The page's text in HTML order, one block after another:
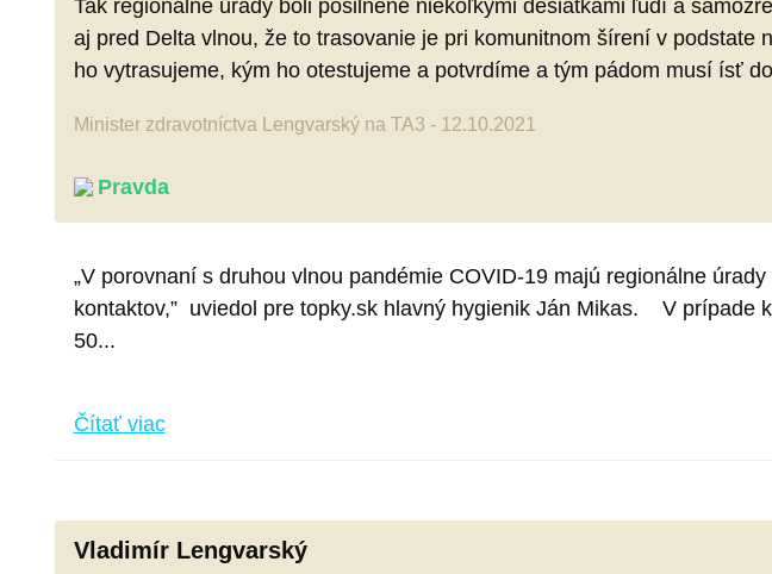
Tak regionálne úrady boli posilnené niekoľkými desiatkami ľudí a
aj pred Delta vlnou, že to trasovanie je pri komunitnom šírení v
ho vytrasujeme, kým ho otestujeme a potvrdíme a tým pádom musí ísť
Minister zdravotníctva Lengvarský na TA3 - 12.10.2021
Pravda
„V porovnaní s druhou vlnou pandémie COVID-19 majú regionálne
kontaktov,” uviedol pre topky.sk hlavný hygienik Ján Mikas. V prípade
50...
Čítať viac
Vladimír Lengvarský